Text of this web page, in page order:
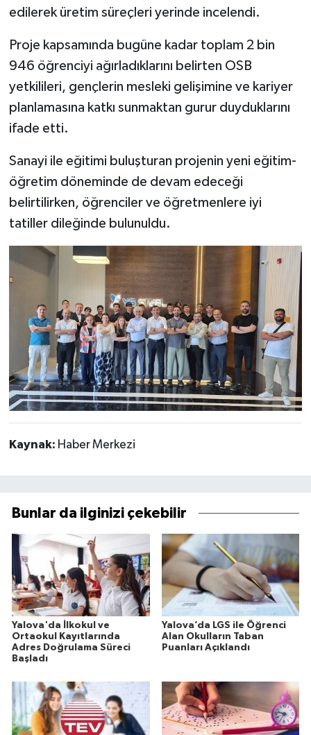
edilerek üretim süreçleri yerinde incelendi.
Proje kapsamında bugüne kadar toplam 2 bin
946 öğrenciyi ağırladıklarını belirten OSB
yetkilileri, gençlerin mesleki gelişimine ve kariyer
planlamasına katkı sunmaktan gurur duyduklarını
ifade etti.
Sanayi ile eğitimi buluşturan projenin yeni eğitim-
öğretim döneminde de devam edeceği
belirtilirken, öğrenciler ve öğretmenlere iyi
tatiller dileğinde bulunuldu.
Kaynak: Haber Merkezi
Bunlar da ilginizi çekebilir
Yalova'da İlkokul ve
Ortaokul Kayıtlarında
Adres Doğrulama Süreci
Başladı
Yalova’da LGS ile Öğrenci
Alan Okulların Taban
Puanları Açıklandı